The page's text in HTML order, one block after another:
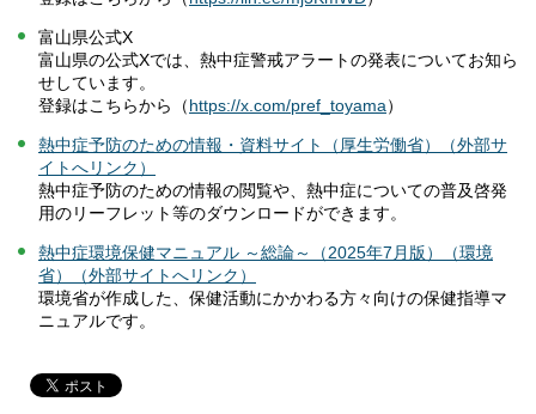
富山県公式X
富山県の公式Xでは、熱中症警戒アラートの発表についてお知ら
せしています。
登録はこちらから（https://x.com/pref_toyama）
熱中症予防のための情報・資料サイト（厚生労働省）（外部サ
イトへリンク）
熱中症予防のための情報の閲覧や、熱中症についての普及啓発
用のリーフレット等のダウンロードができます。
熱中症環境保健マニュアル ～総論～（2025年7月版）（環境
省）（外部サイトへリンク）
環境省が作成した、保健活動にかかわる方々向けの保健指導マ
ニュアルです。